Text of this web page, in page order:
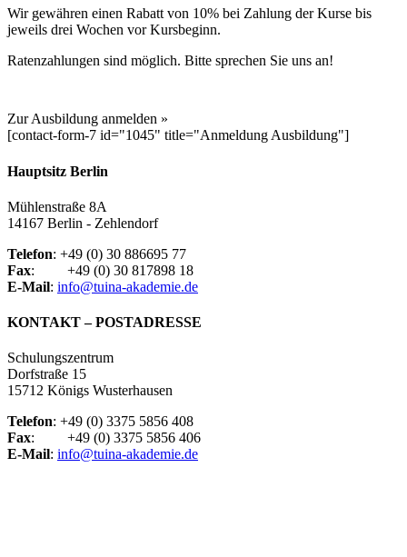
Wir gewähren einen Rabatt von 10% bei Zahlung der Kurse bis
jeweils drei Wochen vor Kursbeginn.
Ratenzahlungen sind möglich. Bitte sprechen Sie uns an!
Zur Ausbildung anmelden »
[contact-form-7 id="1045" title="Anmeldung Ausbildung"]
Hauptsitz Berlin
Mühlenstraße 8A
14167 Berlin - Zehlendorf
Telefon: +49 (0) 30 886695 77
Fax: +49 (0) 30 817898 18
E-Mail: info@tuina-akademie.de
KONTAKT – POSTADRESSE
Schulungszentrum
Dorfstraße 15
15712 Königs Wusterhausen
Telefon: +49 (0) 3375 5856 408
Fax: +49 (0) 3375 5856 406
E-Mail: info@tuina-akademie.de